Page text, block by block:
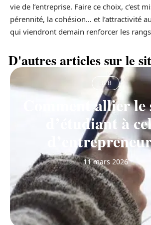
vie de l’entreprise. Faire ce choix, c’est
pérennité, la cohésion… et l’attractivité
qui viendront demain renforcer les
D'autres articles sur le
B2B
Comment allier
d’étudiant à
11 mars 2026